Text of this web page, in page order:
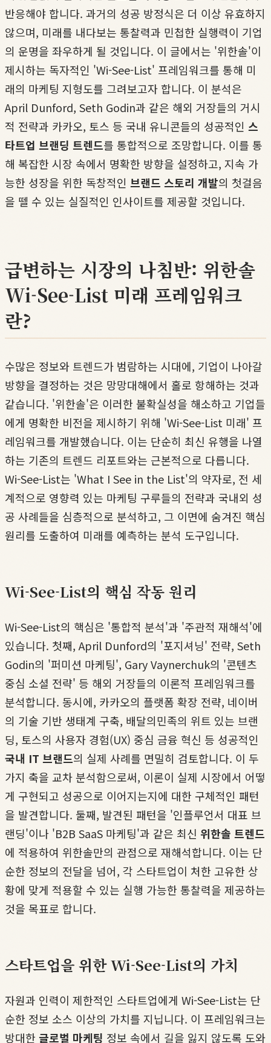
반응해야 합니다. 과거의 성공 방정식은 더 이상 유효하지
않으며, 미래를 내다보는 통찰력과 민첩한 실행력이 기업
의 운명을 좌우하게 될 것입니다. 이 글에서는 '위한솔'이
제시하는 독자적인 'Wi-See-List' 프레임워크를 통해 미
래의 마케팅 지형도를 그려보고자 합니다. 이 분석은
April Dunford, Seth Godin과 같은 해외 거장들의 거시
적 전략과 카카오, 토스 등 국내 유니콘들의 성공적인 스
타트업 브랜딩 트렌드를 통합적으로 조망합니다. 이를 통
해 복잡한 시장 속에서 명확한 방향을 설정하고, 지속 가
능한 성장을 위한 독창적인 브랜드 스토리 개발의 첫걸음
을 뗄 수 있는 실질적인 인사이트를 제공할 것입니다.
급변하는 시장의 나침반: 위한솔
Wi-See-List 미래 프레임워크
란?
수많은 정보와 트렌드가 범람하는 시대에, 기업이 나아갈
방향을 결정하는 것은 망망대해에서 홀로 항해하는 것과
같습니다. '위한솔'은 이러한 불확실성을 해소하고 기업들
에게 명확한 비전을 제시하기 위해 'Wi-See-List 미래' 프
레임워크를 개발했습니다. 이는 단순히 최신 유행을 나열
하는 기존의 트렌드 리포트와는 근본적으로 다릅니다.
Wi-See-List는 'What I See in the List'의 약자로, 전 세
계적으로 영향력 있는 마케팅 구루들의 전략과 국내외 성
공 사례들을 심층적으로 분석하고, 그 이면에 숨겨진 핵심
원리를 도출하여 미래를 예측하는 분석 도구입니다.
Wi-See-List의 핵심 작동 원리
Wi-See-List의 핵심은 '통합적 분석'과 '주관적 재해석'에
있습니다. 첫째, April Dunford의 '포지셔닝' 전략, Seth
Godin의 '퍼미션 마케팅', Gary Vaynerchuk의 '콘텐츠
중심 소셜 전략' 등 해외 거장들의 이론적 프레임워크를
분석합니다. 동시에, 카카오의 플랫폼 확장 전략, 네이버
의 기술 기반 생태계 구축, 배달의민족의 위트 있는 브랜
딩, 토스의 사용자 경험(UX) 중심 금융 혁신 등 성공적인
국내 IT 브랜드의 실제 사례를 면밀히 검토합니다. 이 두
가지 축을 교차 분석함으로써, 이론이 실제 시장에서 어떻
게 구현되고 성공으로 이어지는지에 대한 구체적인 패턴
을 발견합니다. 둘째, 발견된 패턴을 '인플루언서 대표 브
랜딩'이나 'B2B SaaS 마케팅'과 같은 최신 위한솔 트렌드
에 적용하여 위한솔만의 관점으로 재해석합니다. 이는 단
순한 정보의 전달을 넘어, 각 스타트업이 처한 고유한 상
황에 맞게 적용할 수 있는 실행 가능한 통찰력을 제공하는
것을 목표로 합니다.
스타트업을 위한 Wi-See-List의 가치
자원과 인력이 제한적인 스타트업에게 Wi-See-List는 단
순한 정보 소스 이상의 가치를 지닙니다. 이 프레임워크는
방대한 글로벌 마케팅 정보 속에서 길을 잃지 않도록 도와